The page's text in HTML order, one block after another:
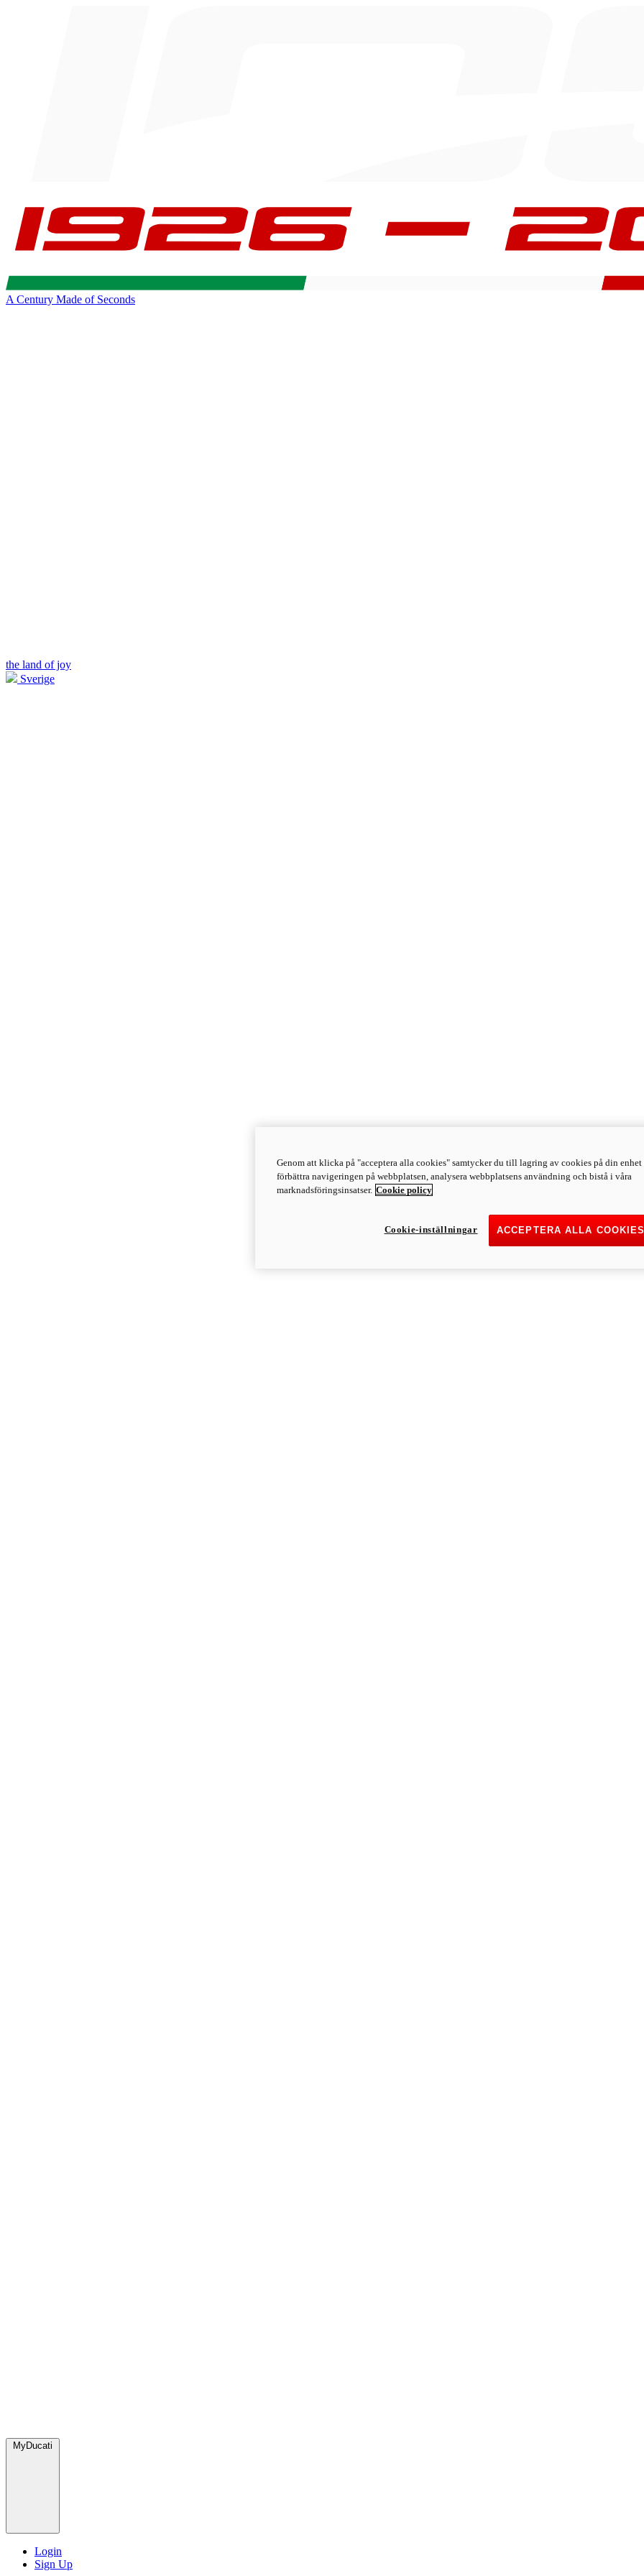
A Century Made of Seconds
the land of joy
Sverige
MyDucati
Login
Sign Up
Genom att klicka på "acceptera alla cookies" samtycker du till lagring av cookies på din enhet
förbättra navigeringen på webbplatsen, analysera webbplatsens användning och bistå i våra
marknadsföringsinsatser. Cookie policy
ACCEPTERA ALLA COOKIES
Cookie-inställningar